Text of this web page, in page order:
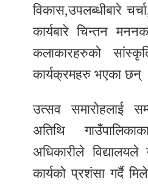
साहित्य
नमोबुद्ध
टिभी
विकास,उपलब्धीबारे
कार्यबारे चिन्तन
कलाकारहरुको
कार्यक्रमहरु भएका छन्
उत्सव समारोहलाई
अतिथि
अधिकारीले
कार्यको प्रशंसा गर्दै